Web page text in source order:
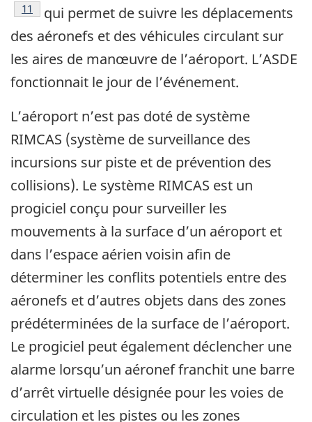
Note de bas de page
11
qui permet de suivre les déplacements
des aéronefs et des véhicules circulant sur
les aires de manœuvre de l’aéroport. L’ASDE
fonctionnait le jour de l’événement.
L’aéroport n’est pas doté de système
RIMCAS (système de surveillance des
incursions sur piste et de prévention des
collisions). Le système RIMCAS est un
progiciel conçu pour surveiller les
mouvements à la surface d’un aéroport et
dans l’espace aérien voisin afin de
déterminer les conflits potentiels entre des
aéronefs et d’autres objets dans des zones
prédéterminées de la surface de l’aéroport.
Le progiciel peut également déclencher une
alarme lorsqu’un aéronef franchit une barre
d’arrêt virtuelle désignée pour les voies de
circulation et les pistes ou les zones